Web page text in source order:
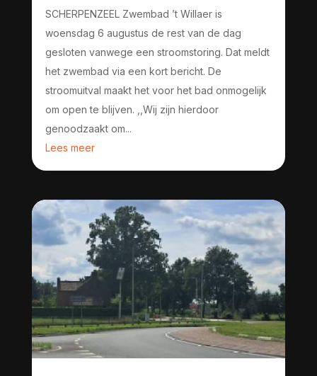
SCHERPENZEEL Zwembad ’t Willaer is
woensdag 6 augustus de rest van de dag
gesloten vanwege een stroomstoring. Dat meldt
het zwembad via een kort bericht. De
stroomuitval maakt het voor het bad onmogelijk
om open te blijven. ,,Wij zijn hierdoor
genoodzaakt om...
Lees meer